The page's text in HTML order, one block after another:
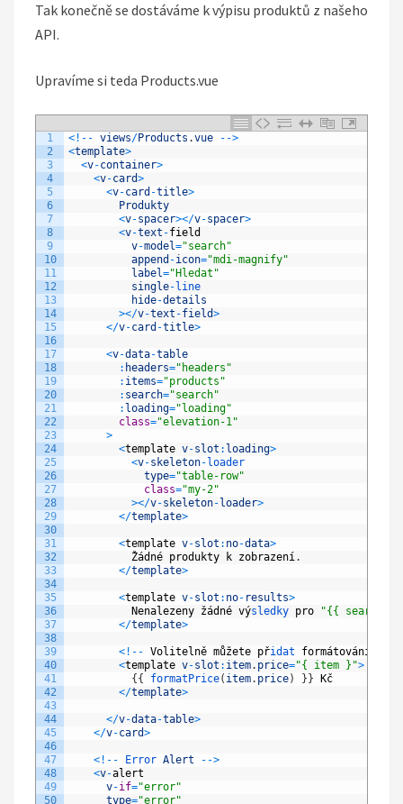
Tak konečně se dostáváme k výpisu produktů z našeho
API.
Upravíme si teda Products.vue
1
2
3
4
5
6
7
8
9
10
11
12
13
14
15
16
17
18
19
20
21
22
23
24
25
26
27
28
29
30
31
32
33
34
35
36
37
38
39
40
41
42
43
44
45
46
47
48
49
50
< ! -- views/Products .vue -->
<template>
<v-container>
<v-card>
<v-card -title>
Produkty
<v-spacer></v-spacer>
<v-text -field
v-model="search"
append -icon="mdi-magnify"
label="Hledat"
single- line
hide-details
></v-text -field>
</v-card -title>
<v-data-table
: headers="headers"
: items="products"
: search="search"
: loading="loading"
class="elevation-1"
>
<template v-slot : loading>
<v-skeleton- loader
type="table-row"
class="my-2"
></v-skeleton- loader>
</template>
<template v-slot : no-data>
Žádné produkty k zobrazení.
</template>
<template v-slot : no- results>
Nenalezeny žádné výsledky pro
"{{ search
</template>
< ! -- Volitelně můžete přidat formátování
<template v-slot : item. price="{ item }">
{ { formatPrice( item. price) } } Kč
</template>
</v-data-table>
</v-card>
< ! -- Error Alert -->
<v-alert
v-if="error"
type="error"